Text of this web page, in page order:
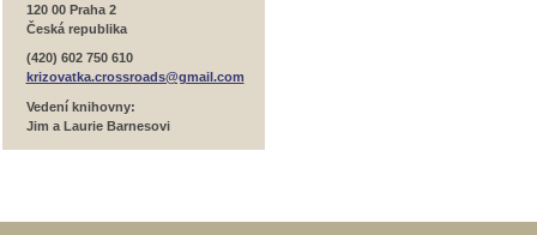
120 00 Praha 2
Česká republika
(420) 602 750 610
krizovatka.crossroads@gmail.com
Vedení knihovny:
Jim a Laurie Barnesovi